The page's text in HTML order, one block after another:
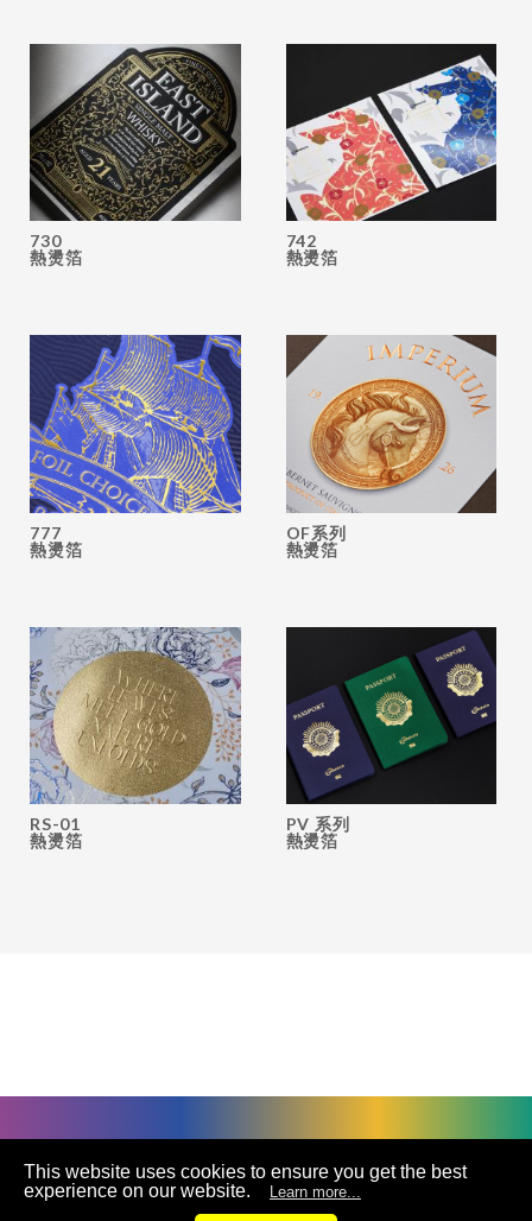
730
熱燙箔
742
熱燙箔
777
熱燙箔
OF系列
熱燙箔
RS-01
熱燙箔
PV 系列
熱燙箔
This website uses cookies to ensure you get the best
experience on our website.
Learn more...